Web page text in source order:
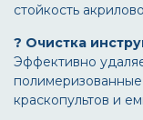
стойкость
? Очистка
Эффективно
краскопультов и